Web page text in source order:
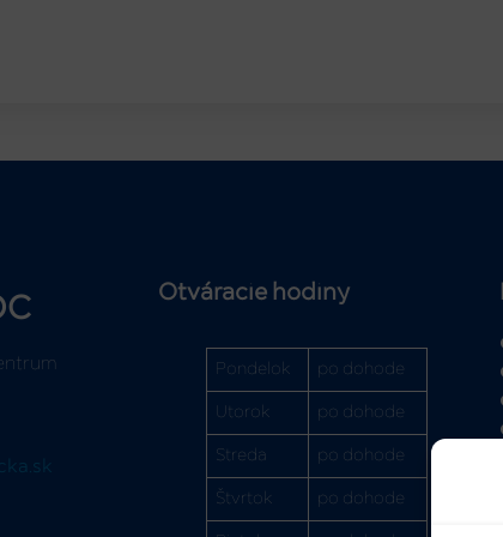
Otváracie hodiny
Pondelok po dohode
Utorok po dohode
Streda po dohode
Štvrtok po dohode